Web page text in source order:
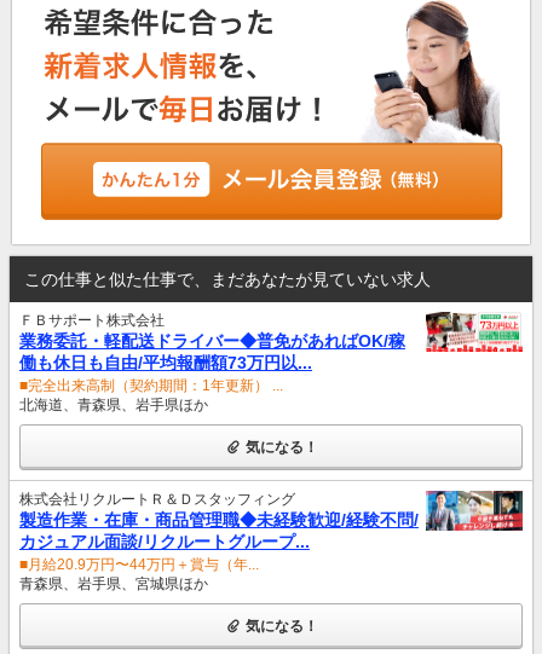
この仕事と似た仕事で、まだあなたが見ていない求人
ＦＢサポート株式会社
業務委託・軽配送ドライバー◆普免があればOK/稼
働も休日も自由/平均報酬額73万円以...
■完全出来高制（契約期間：1年更新） ...
北海道、青森県、岩手県ほか
気になる！
株式会社リクルートＲ＆Ｄスタッフィング
製造作業・在庫・商品管理職◆未経験歓迎/経験不問/
カジュアル面談/リクルートグループ...
■月給20.9万円〜44万円＋賞与（年...
青森県、岩手県、宮城県ほか
気になる！